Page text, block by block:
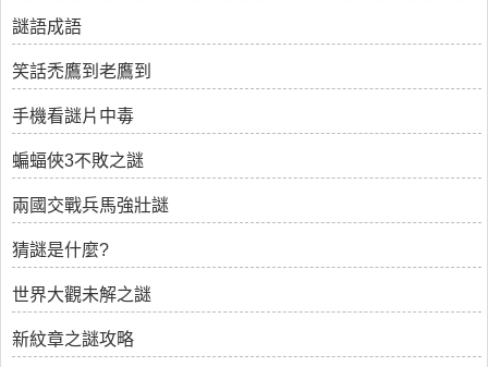
謎語成語
笑話禿鷹到老鷹到
手機看謎片中毒
蝙蝠俠3不敗之謎
兩國交戰兵馬強壯謎
猜謎是什麼?
世界大觀未解之謎
新紋章之謎攻略